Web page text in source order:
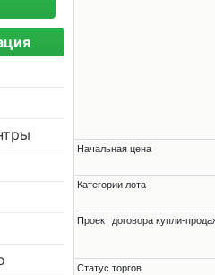
Начальная цена
Категории лота
Проект договора купли-
Статус торгов